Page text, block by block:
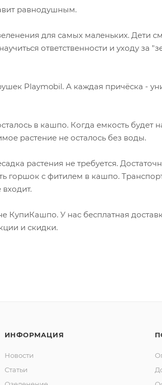
равнодушным.
для самых маленьких. Дети
ответственности и уходу за
Playmobil. А каждая причёска -
в кашпо. Когда емкость будет
растение не осталось без воды.
растения не требуется.
горшок с фитилем в кашпо.
КупиКашпо. У нас бесплатная
и скидки.
ИНФОРМАЦИЯ
Новости
Статьи